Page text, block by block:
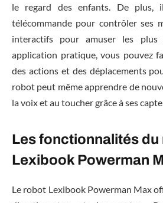
le regard des enfants. De plus,
télécommande pour contrôler ses
interactifs pour amuser les
application pratique, vous pouvez
des actions et des déplacements
robot peut même apprendre de
la voix et au toucher grâce à ses
Les fonctionnalités du
Lexibook Powerman
Le robot Lexibook Powerman Max